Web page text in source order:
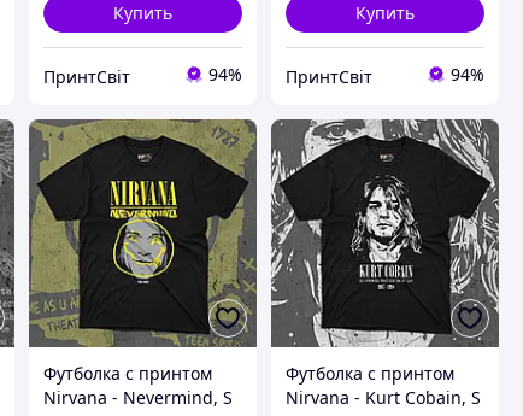
Купить
ПринтСвіт 94%
Купить
ПринтСвіт 94%
Футболка c принтом
Nirvana - Nevermind, S
Футболка c принтом
Nirvana - Kurt Cobain, S